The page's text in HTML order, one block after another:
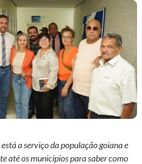
a serviço da população goiana e
até os municípios para saber como